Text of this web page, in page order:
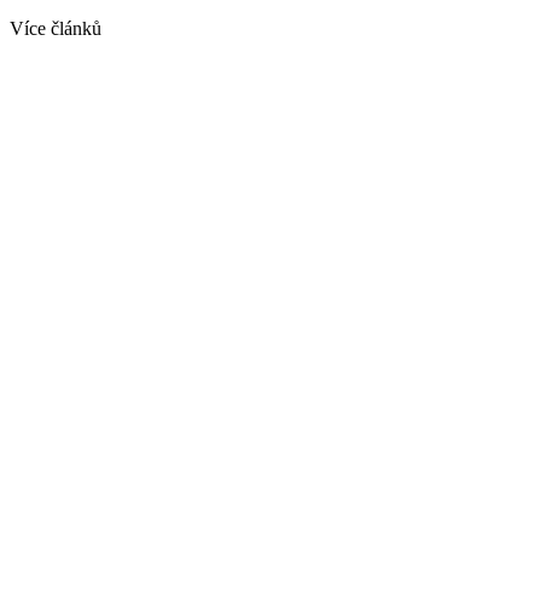
Více článků